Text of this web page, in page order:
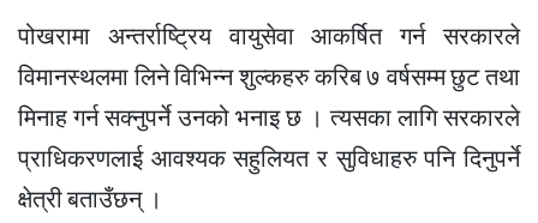
पोखरामा अन्तर्राष्ट्रिय वायुसेवा आकर्षित गर्न सरकारले
विमानस्थलमा लिने विभिन्न शुल्कहरु करिब ७ वर्षसम्म छुट तथा
मिनाह गर्न सक्नुपर्ने उनको भनाइ छ । त्यसका लागि सरकारले
प्राधिकरणलाई आवश्यक सहुलियत र सुविधाहरु पनि दिनुपर्ने
क्षेत्री बताउँछन् ।